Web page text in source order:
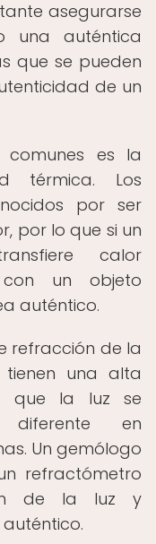
asegurarse
una auténtica
que se pueden
de un
es la
térmica. Los
por ser
por lo que si un
calor
un objeto
auténtico.
refracción de la
tienen una alta
que la luz se
en
Un gemólogo
refractómetro
de la luz y